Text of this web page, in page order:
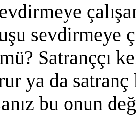
sevdirmeye
Satranççı
ya da
bu onun